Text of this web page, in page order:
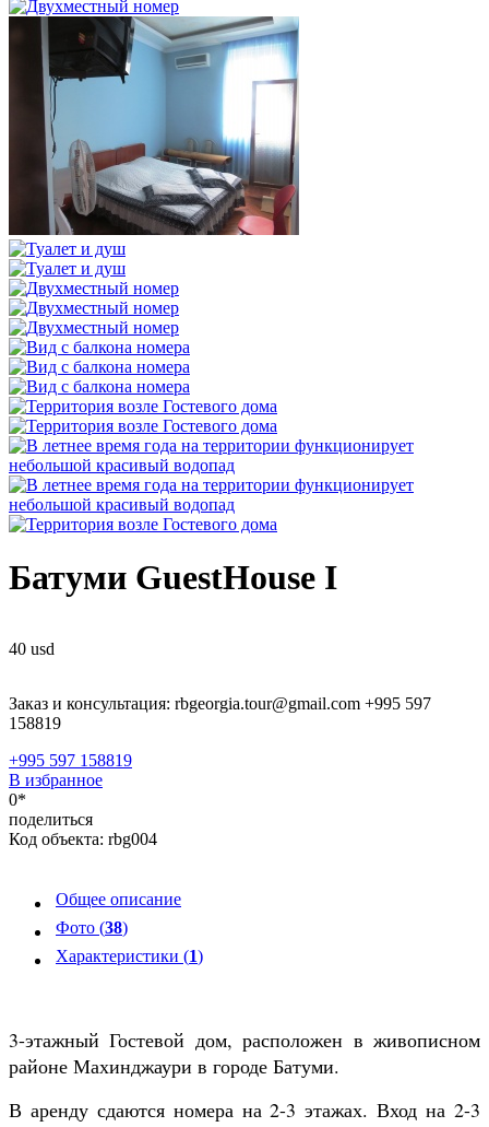
Батуми GuestHouse I
40 usd
Заказ и консультация: rbgeorgia.tour@gmail.com +995 597
158819
+995 597 158819
В избранное
0*
поделиться
Код объекта: rbg004
Общее описание
Фото (38)
Характеристики (1)
3-этажный Гостевой дом, расположен в живописном
районе Махинджаури в городе Батуми.
В аренду сдаются номера на 2-3 этажах. Вход на 2-3